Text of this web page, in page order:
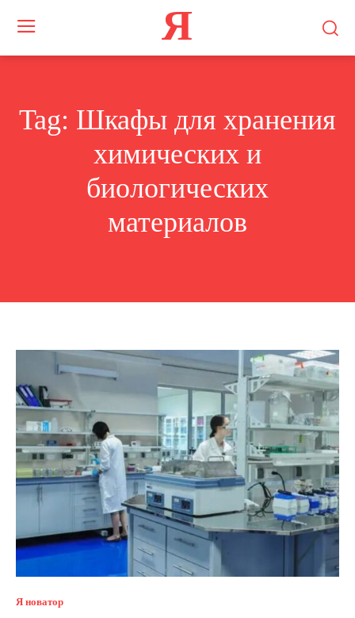
Я
Tag: Шкафы для хранения
химических и
биологических
материалов
Я новатор